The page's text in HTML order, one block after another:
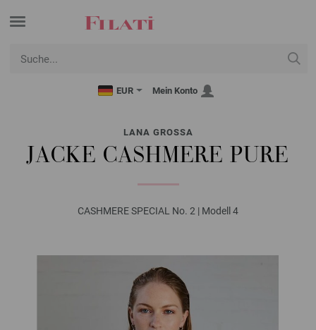
EUR Mein Konto
LANA GROSSA
JACKE CASHMERE PURE
CASHMERE SPECIAL No. 2 | Modell 4